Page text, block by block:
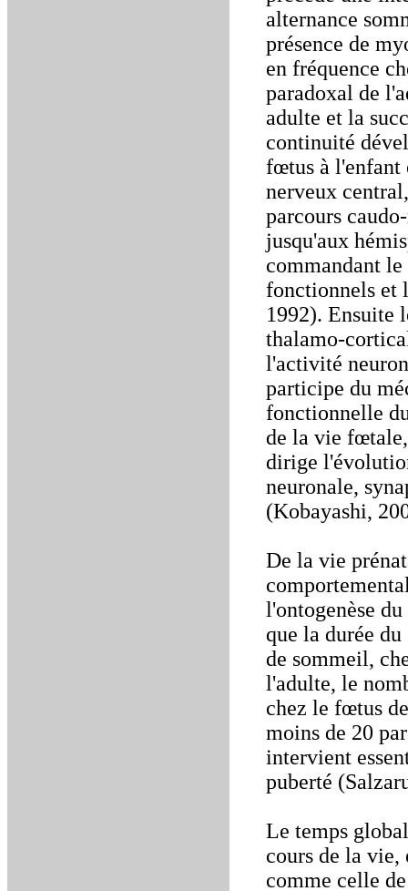
alternance
présence de
en fréquence
paradoxal de
adulte et la
continuité
fœtus à l'enfant
nerveux
parcours
jusqu'aux
commandant
fonctionnels et
1992). Ensuite
thalamo-
l'activité
participe du
fonctionnelle
de la vie
dirige
neuronale,
(Kobayashi,
De la vie
l'ontogenèse
que la durée
de sommeil,
l'adulte, le
chez le fœtus
moins de 20
intervient
puberté
Le temps
cours de la vie,
comme celle